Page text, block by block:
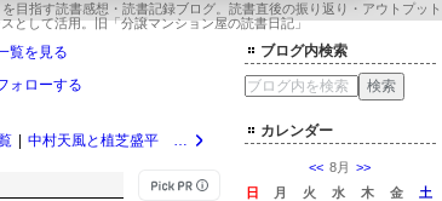
目指す読書感想・読書記録ブログ。読書直後の振り返り・アウトプット
として活用。旧「分譲マンション屋の読書日記」
覧を見る
ォローする
中村天風と植芝盛平 氣の確立/藤平光一 21114
ブログ内検索
カレンダー
<< 8月 >>
日
月 火 水 木 金
土